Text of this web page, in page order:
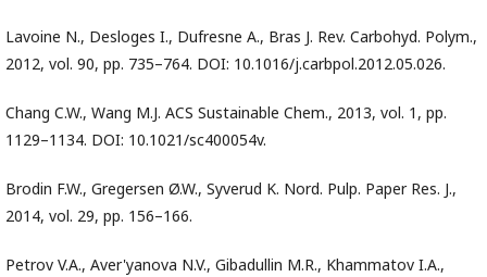
Lavoine N., Desloges I., Dufresne A., Bras J. Rev. Carbohyd. Polym.,
2012, vol. 90, pр. 735–764. DOI: 10.1016/j.carbpol.2012.05.026.
Chang C.W., Wang M.J. ACS Sustainable Chem., 2013, vol. 1, pр.
1129–1134. DOI: 10.1021/sc400054v.
Brodin F.W., Gregersen Ø.W., Syverud K. Nord. Pulp. Paper Res. J.,
2014, vol. 29, pр. 156–166.
Petrov V.A., Aver'yanova N.V., Gibadullin M.R., Khammatov I.A.,